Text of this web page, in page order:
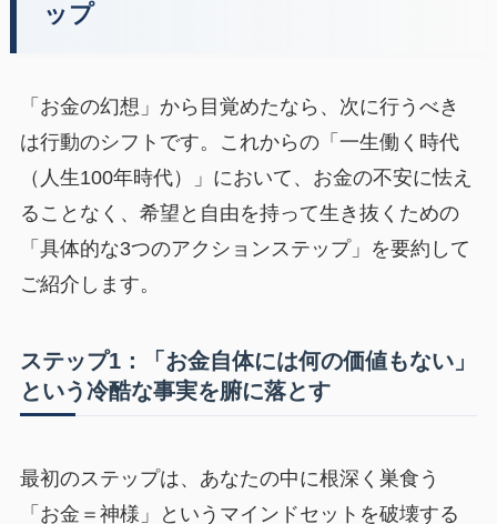
ップ
「お金の幻想」から目覚めたなら、次に行うべき
は行動のシフトです。これからの「一生働く時代
（人生100年時代）」において、お金の不安に怯え
ることなく、希望と自由を持って生き抜くための
「具体的な3つのアクションステップ」を要約して
ご紹介します。
ステップ1：「お金自体には何の価値もない」
という冷酷な事実を腑に落とす
最初のステップは、あなたの中に根深く巣食う
「お金＝神様」というマインドセットを破壊する